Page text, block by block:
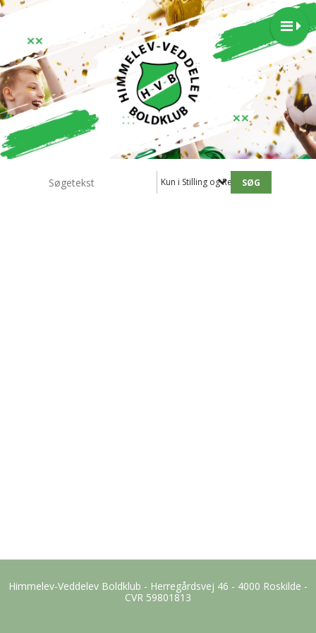
Kun i Stilling og Resultater - 1.holdet
Himmelev-Veddelev Boldklub - Herregårdsvej 46 - 4000 Roskilde -
CVR 59801813